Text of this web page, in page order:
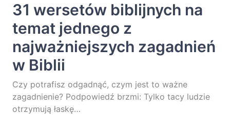
31 wersetów biblijnych na
temat jednego z
najważniejszych zagadnień
w Biblii
Czy potrafisz odgadnąć, czym jest to ważne
zagadnienie? Podpowiedź brzmi: Tylko tacy ludzie
otrzymują łaskę…